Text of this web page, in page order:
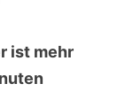
ist mehr